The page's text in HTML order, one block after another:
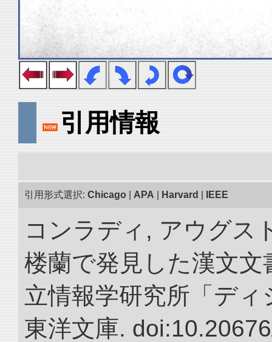
引用情報
引用形式選択: Chicago APA Harvard IEEE
コンラディ, アウグス
楼蘭で発見した漢文文
立情報学研究所「デ
東洋文庫.